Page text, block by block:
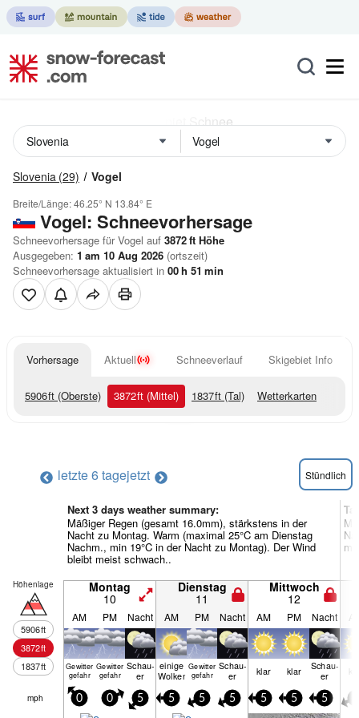
Slovenia (29) Vogel
Breite/Länge:46.25° N 13.84° E
Vogel: Schneevorhersage
Schneevorhersage für Vogel auf 3872ft Höhe
Ausgegeben: 1 am 10 Aug 2026 (ortszeit)
Schneevorhersage aktualisiert in 00h 51 min
Vorhersage Aktuell Schneeverlauf Skigebiet Info
5906ft (Oberste) 3872ft (Mittel) 1837ft (Tal) Wetterkarten
letzte 6 tagejetzt Stündlich
Next 3 days weather summary:
Mäßiger Regen (gesamt 16.0mm), stärkstens in der
Nacht zu Montag. Warm (maximal 25°C am Dienstag
Nachm., min 19°C in der Nacht zu Montag). Der Wind
bleibt meist schwach..
Höhenlage
5906ft
3872ft
1837ft
Montag
10
Dienstag
11
Mittwoch
12
AM PM Nacht AM PM Nacht AM PM Nacht
Gewitter
gefahr
Gewitter
gefahr
Schau­
er
einige
Wolken
Gewitter
gefahr
Schau­
er klar klar Schau­
er
mph 0 0 5 5 5 5 5 5 5